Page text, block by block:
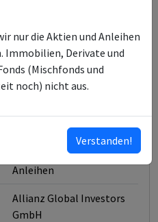
LU2597687131
LU2597687214
LU2596535844
LU2607039513
ISINs ausklappen
Anleihen
Allianz Global Investors
GmbH
nur die Aktien und Anleihen
Immobilien, Derivate und
(Mischfonds und
noch) nicht aus.
Verstanden!